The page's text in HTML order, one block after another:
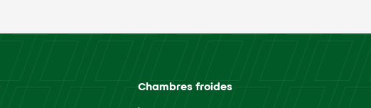
Chambres froides